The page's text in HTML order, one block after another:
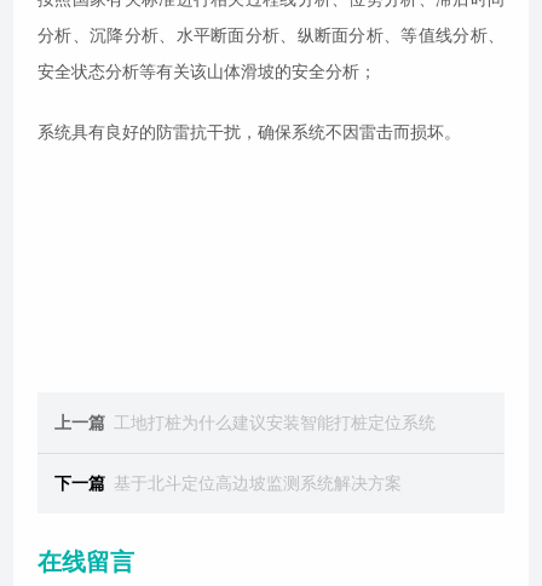
分析、沉降分析、水平断面分析、纵断面分析、等值线分析、
安全状态分析等有关该山体滑坡的安全分析；
系统具有良好的防雷抗干扰，确保系统不因雷击而损坏。
上一篇 工地打桩为什么建议安装智能打桩定位系统
下一篇 基于北斗定位高边坡监测系统解决方案
在线留言